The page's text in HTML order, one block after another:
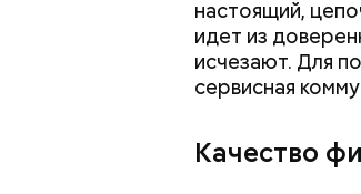
настоящий,
идет из
исчезают. Для
сервисная
Качество